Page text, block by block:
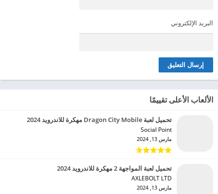
البريد الإلكتروني
الألعاب الأعلى تقييمًا
تحميل لعبة Dragon City Mobile مهكرة للاندرويد 2024
Social Point‏
مارس 13, 2024
تحميل لعبة المواجهة 2 مهكرة للاندرويد 2024
AXLEBOLT LTD‏
مارس 13, 2024